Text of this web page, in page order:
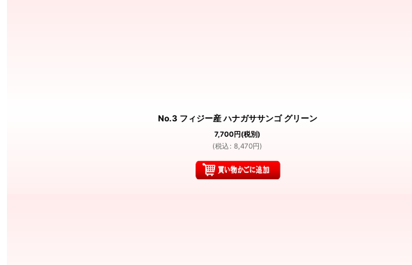
No.3 フィジー産 ハナガササンゴ グリーン
7,700円(税別)
(税込 : 8,470円)